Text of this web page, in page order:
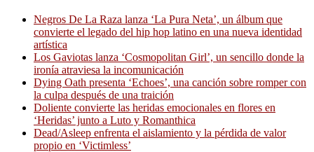
Negros De La Raza lanza ‘La Pura Neta’, un álbum que
convierte el legado del hip hop latino en una nueva identidad
artística
Los Gaviotas lanza ‘Cosmopolitan Girl’, un sencillo donde la
ironía atraviesa la incomunicación
Dying Oath presenta ‘Echoes’, una canción sobre romper con
la culpa después de una traición
Doliente convierte las heridas emocionales en flores en
‘Heridas’ junto a Luto y Romanthica
Dead/Asleep enfrenta el aislamiento y la pérdida de valor
propio en ‘Victimless’